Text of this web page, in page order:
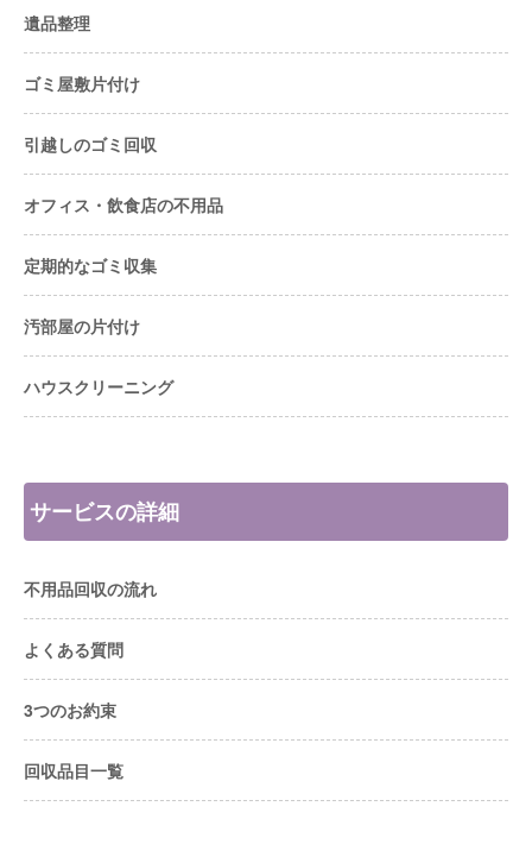
遺品整理
ゴミ屋敷片付け
引越しのゴミ回収
オフィス・飲食店の不用品
定期的なゴミ収集
汚部屋の片付け
ハウスクリーニング
サービスの詳細
不用品回収の流れ
よくある質問
3つのお約束
回収品目一覧